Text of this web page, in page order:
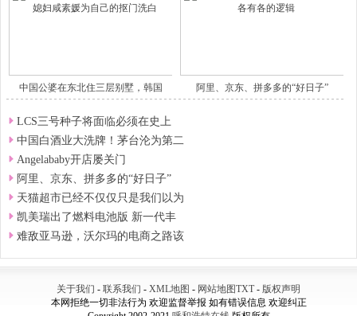
中国公婆在东北住三层别墅，韩国 阿里、京东、拼多多的“好日子”
LCS三号种子将面临必须在史上
中国白酒业大洗牌！茅台沦为第二
Angelababy开店屡关门
阿里、京东、拼多多的“好日子”
天猫超市已经不仅仅只是我们以为
凯美瑞出了燃料电池版 新一代丰
难敌亚马逊，沃尔玛的电商之路该
关于我们 - 联系我们 - XML地图 - 网站地图TXT- 版权声明
本网拒绝一切非法行为 欢迎监督举报 如有错误信息 欢迎纠正